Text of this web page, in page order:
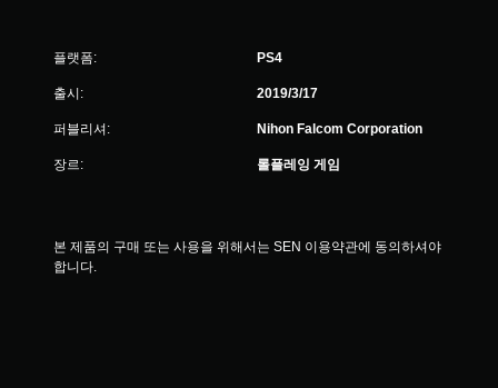
플랫폼: PS4
출시: 2019/3/17
퍼블리셔: Nihon Falcom Corporation
장르: 롤플레잉 게임
본 제품의 구매 또는 사용을 위해서는 SEN 이용약관에 동의하셔야
합니다.